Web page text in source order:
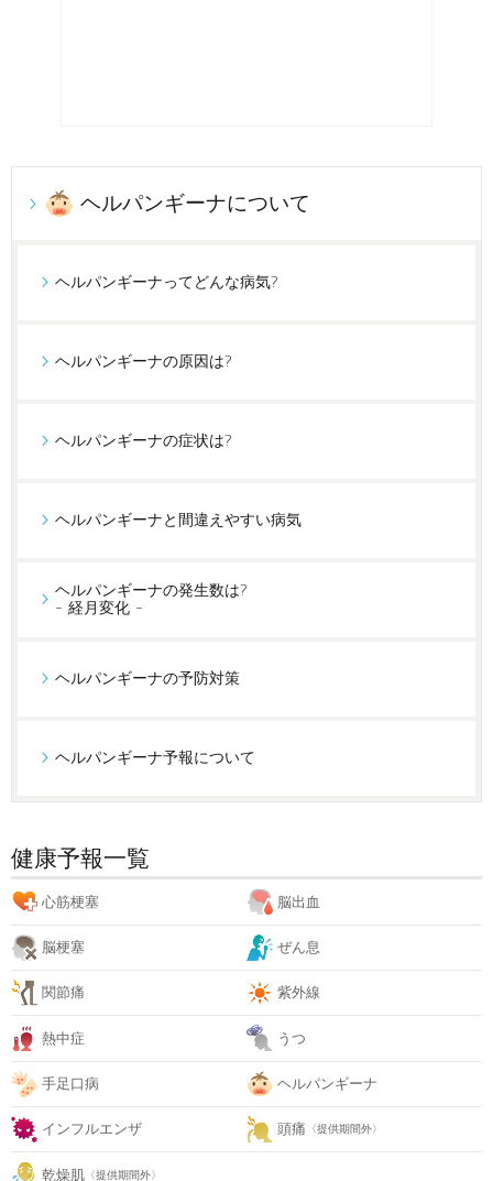
ヘルパンギーナについて
ヘルパンギーナってどんな病気?
ヘルパンギーナの原因は?
ヘルパンギーナの症状は?
ヘルパンギーナと間違えやすい病気
ヘルパンギーナの発生数は?
- 経月変化 -
ヘルパンギーナの予防対策
ヘルパンギーナ予報について
健康予報一覧
心筋梗塞 脳出血
脳梗塞 ぜん息
関節痛 紫外線
熱中症 うつ
手足口病 ヘルパンギーナ
インフルエンザ 頭痛 〈提供期間外〉
乾燥肌 〈提供期間外〉